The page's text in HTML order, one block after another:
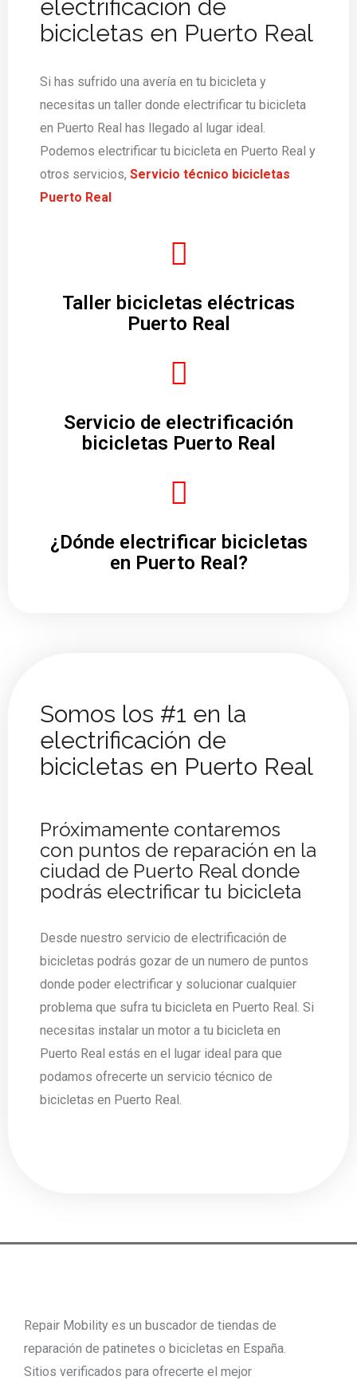
electrificación de
bicicletas en Puerto Real
Si has sufrido una avería en tu bicicleta y
necesitas un taller donde electrificar tu bicicleta
en Puerto Real has llegado al lugar ideal.
Podemos electrificar tu bicicleta en Puerto Real y
otros servicios, Servicio técnico bicicletas
Puerto Real
Taller bicicletas eléctricas
Puerto Real
Servicio de electrificación
bicicletas Puerto Real
¿Dónde electrificar bicicletas
en Puerto Real?
Somos los #1 en la
electrificación de
bicicletas en Puerto Real
Próximamente contaremos
con puntos de reparación en la
ciudad de Puerto Real donde
podrás electrificar tu bicicleta
Desde nuestro servicio de electrificación de
bicicletas podrás gozar de un numero de puntos
donde poder electrificar y solucionar cualquier
problema que sufra tu bicicleta en Puerto Real. Si
necesitas instalar un motor a tu bicicleta en
Puerto Real estás en el lugar ideal para que
podamos ofrecerte un servicio técnico de
bicicletas en Puerto Real.
Repair Mobility es un buscador de tiendas de
reparación de patinetes o bicicletas en España.
Sitios verificados para ofrecerte el mejor